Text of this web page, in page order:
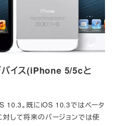
イス(iPhone 5/5cと
10.3。既にiOS 10.3ではベータ
して将来のバージョンでは使